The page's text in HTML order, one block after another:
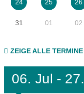
24 25 26
31 01 02
ZEIGE ALLE TERMINE
06. Jul - 27.